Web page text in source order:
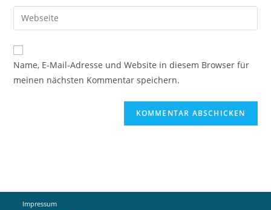
zum
Kommentieren
ein
E-
Mail-
zum
Kommentieren
ein
Gib
deine
Website-
URL
Name, E-Mail-Adresse und Website in diesem Browser für
meinen nächsten Kommentar speichern.
Impressum